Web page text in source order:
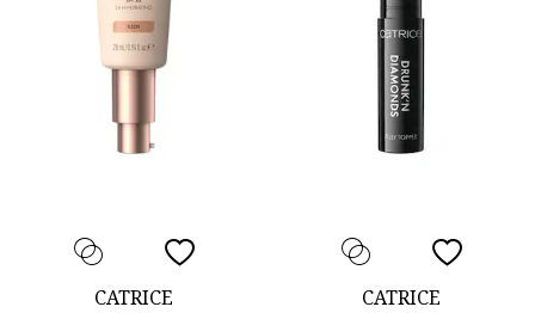
CATRICE CATRICE